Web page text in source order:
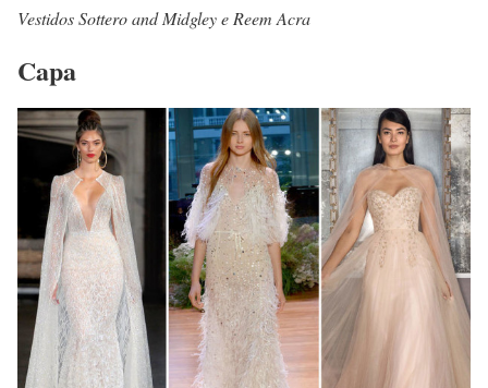
Vestidos Sottero and Midgley e Reem Acra
Capa